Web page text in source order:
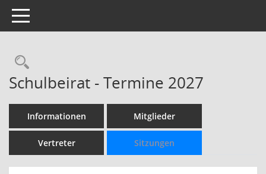
Toggle navigation
Rechercheauswahl
Schulbeirat - Termine 2027
Informationen Mitglieder
Vertreter Sitzungen